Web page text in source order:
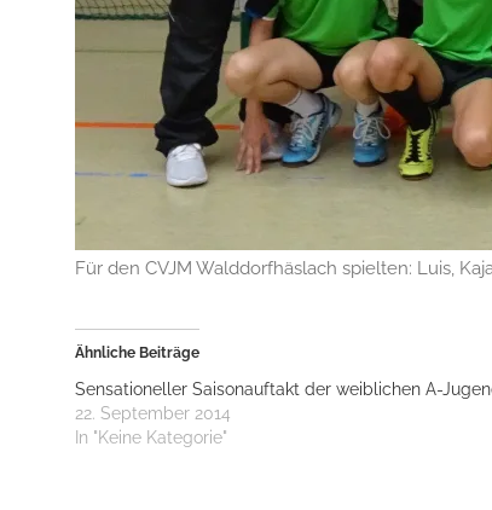
Für den CVJM Walddorfhäslach spielten: Luis,
Ähnliche Beiträge
Sensationeller Saisonauftakt der weiblichen A-
22. September 2014
In "Keine Kategorie"